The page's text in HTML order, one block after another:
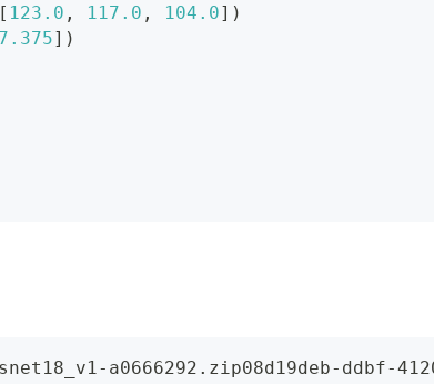
[ 123.0 , 117.0 , 104.0] )
] )
a0666292.zip08d19deb-ddbf-